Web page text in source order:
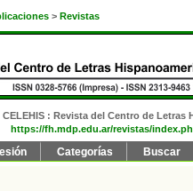
> Revistas
CELEHIS : Revista del Centro de
https://fh.mdp.edu.ar/revistas/
Categorías Buscar